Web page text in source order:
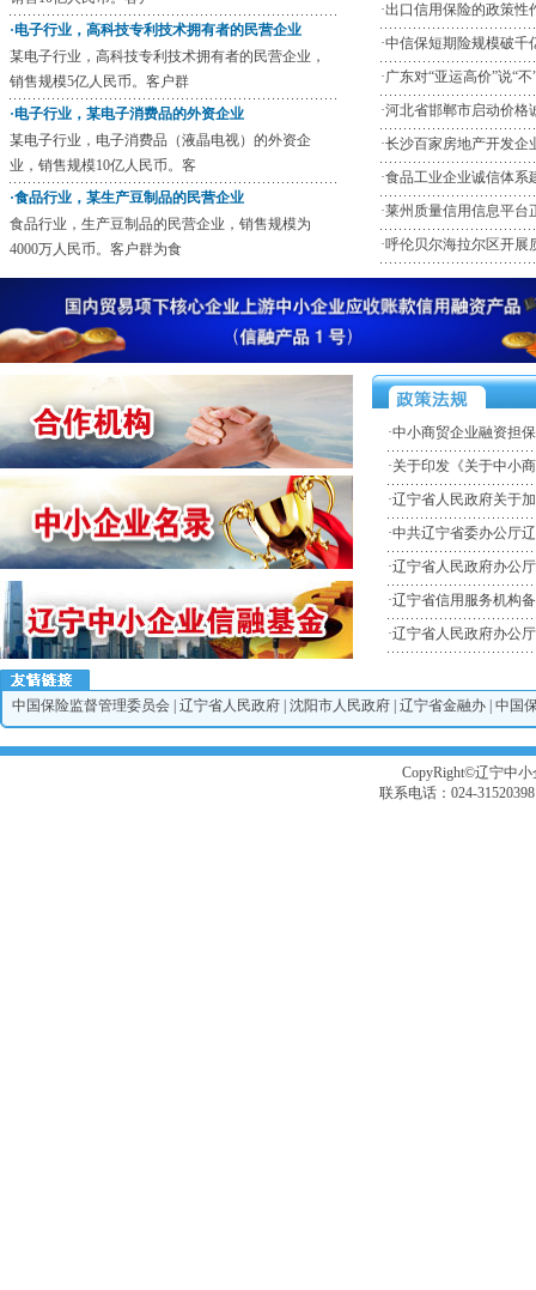
4000万人民币。客户群为食
·某国内生产电子配件和半成品的企业
某国内生产电子配件和半成品的企业，公司规模三
亿人民币，现有客户30家（
·某外商投资，全球财富500强化工企业
某外商投资，全球财富500强化工企业，企业规模年
销售10亿人民币。客户
·电子行业，高科技专利技术拥有者的民营企业
某电子行业，高科技专利技术拥有者的民营企业，
销售规模5亿人民币。客户群
·电子行业，某电子消费品的外资企业
某电子行业，电子消费品（液晶电视）的外资企
业，销售规模10亿人民币。客
·出口信用保险的政策性
·中信保短期险规模破千
·广东对“亚运高价”说“
·河北省邯郸市启动价格
·长沙百家房地产开发企
·食品工业企业诚信体系
·莱州质量信用信息平台
·呼伦贝尔海拉尔区开展
·中小商贸企业融资担
·关于印发《关于中小
·辽宁省人民政府关于
·中共辽宁省委办公厅
·辽宁省人民政府办公
·辽宁省信用服务机构
·辽宁省人民政府办公
中国保险监督管理委员会 辽宁省人民政府 沈阳市人民政府 辽宁省金融办 中国
CopyRight©辽宁中小
联系电话：024-